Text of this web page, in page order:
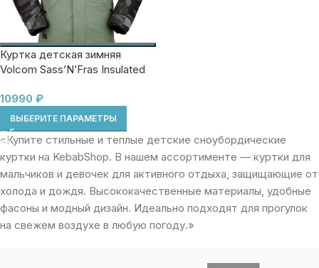
Куртка детская зимняя
Volcom Sass’N’Fras Insulated
10990 ₽
ВЫБЕРИТЕ ПАРАМЕТРЫ
«Купите стильные и теплые детские сноубордические
куртки на KebabShop. В нашем ассортименте — куртки для
мальчиков и девочек для активного отдыха, защищающие от
холода и дождя. Высококачественные материалы, удобные
фасоны и модный дизайн. Идеально подходят для прогулок
на свежем воздухе в любую погоду.»